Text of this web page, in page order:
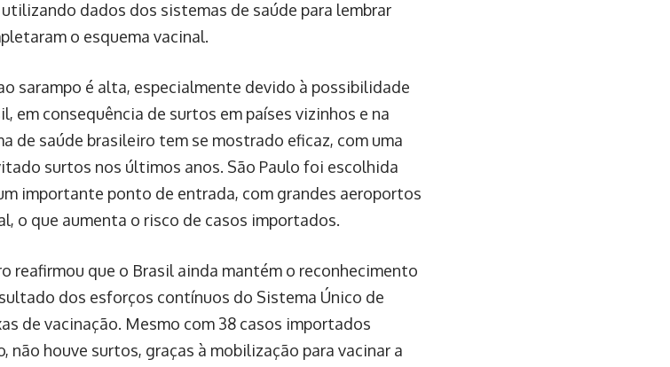
utilizando dados dos sistemas de saúde para lembrar
o esquema vacinal.
sarampo é alta, especialmente devido à possibilidade
em consequência de surtos em países vizinhos e na
de saúde brasileiro tem se mostrado eficaz, com uma
surtos nos últimos anos. São Paulo foi escolhida
importante ponto de entrada, com grandes aeroportos
o que aumenta o risco de casos importados.
reafirmou que o Brasil ainda mantém o reconhecimento
dos esforços contínuos do Sistema Único de
de vacinação. Mesmo com 38 casos importados
não houve surtos, graças à mobilização para vacinar a